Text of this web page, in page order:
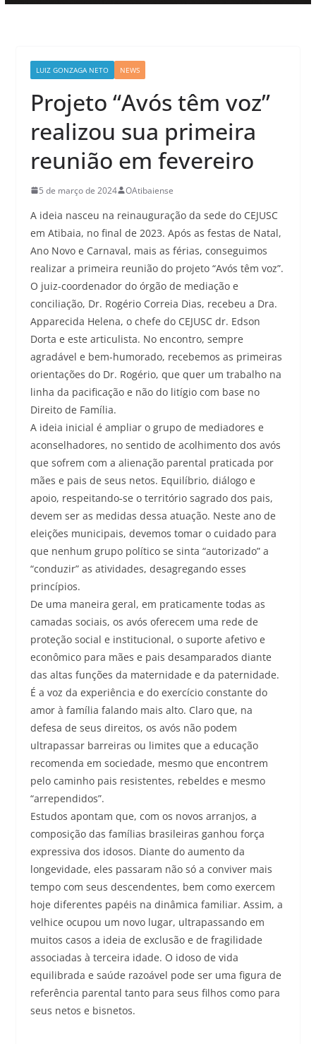
LUIZ GONZAGA NETO NEWS
Projeto “Avós têm voz”
realizou sua primeira
reunião em fevereiro
5 de março de 2024 OAtibaiense
A ideia nasceu na reinauguração da sede do CEJUSC
em Atibaia, no final de 2023. Após as festas de Natal,
Ano Novo e Carnaval, mais as férias, conseguimos
realizar a primeira reunião do projeto “Avós têm voz”.
O juiz-coordenador do órgão de mediação e
conciliação, Dr. Rogério Correia Dias, recebeu a Dra.
Apparecida Helena, o chefe do CEJUSC dr. Edson
Dorta e este articulista. No encontro, sempre
agradável e bem-humorado, recebemos as primeiras
orientações do Dr. Rogério, que quer um trabalho na
linha da pacificação e não do litígio com base no
Direito de Família.
A ideia inicial é ampliar o grupo de mediadores e
aconselhadores, no sentido de acolhimento dos avós
que sofrem com a alienação parental praticada por
mães e pais de seus netos. Equilíbrio, diálogo e
apoio, respeitando-se o território sagrado dos pais,
devem ser as medidas dessa atuação. Neste ano de
eleições municipais, devemos tomar o cuidado para
que nenhum grupo político se sinta “autorizado” a
“conduzir” as atividades, desagregando esses
princípios.
De uma maneira geral, em praticamente todas as
camadas sociais, os avós oferecem uma rede de
proteção social e institucional, o suporte afetivo e
econômico para mães e pais desamparados diante
das altas funções da maternidade e da paternidade.
É a voz da experiência e do exercício constante do
amor à família falando mais alto. Claro que, na
defesa de seus direitos, os avós não podem
ultrapassar barreiras ou limites que a educação
recomenda em sociedade, mesmo que encontrem
pelo caminho pais resistentes, rebeldes e mesmo
“arrependidos”.
Estudos apontam que, com os novos arranjos, a
composição das famílias brasileiras ganhou força
expressiva dos idosos. Diante do aumento da
longevidade, eles passaram não só a conviver mais
tempo com seus descendentes, bem como exercem
hoje diferentes papéis na dinâmica familiar. Assim, a
velhice ocupou um novo lugar, ultrapassando em
muitos casos a ideia de exclusão e de fragilidade
associadas à terceira idade. O idoso de vida
equilibrada e saúde razoável pode ser uma figura de
referência parental tanto para seus filhos como para
seus netos e bisnetos.